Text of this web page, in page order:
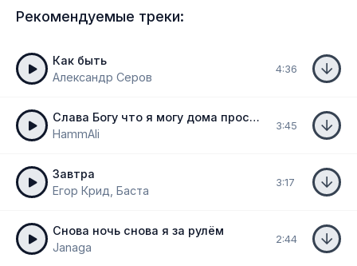
Рекомендуемые треки:
Как быть
Александр Серов
4:36
Слава Богу что я могу дома проснуться
HammAli
3:45
Завтра
Егор Крид, Баста
3:17
Снова ночь снова я за рулём
Janaga
2:44